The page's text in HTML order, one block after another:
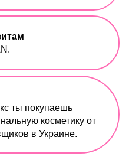
ты покупаешь
косметику от
в Украине.